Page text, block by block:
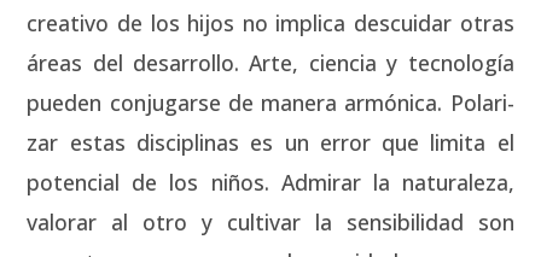
crea­ti­vo de los hijos no impli­ca des­cui­dar otras
áreas del desa­rro­llo. Arte, cien­cia y tec­no­lo­gía
pue­den con­ju­gar­se de mane­ra armó­ni­ca. Pola­ri­
zar estas dis­ci­pli­nas es un error que limi­ta el
poten­cial de los niños. Admi­rar la natu­ra­le­za,
valo­rar al otro y cul­ti­var la sen­si­bi­li­dad son